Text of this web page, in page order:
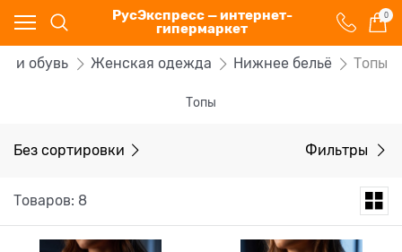
РусЭкспресс — интернет-
гипермаркет
0
и обувь Женская одежда Нижнее бельё Топы
Топы
Без сортировки Фильтры
Товаров: 8